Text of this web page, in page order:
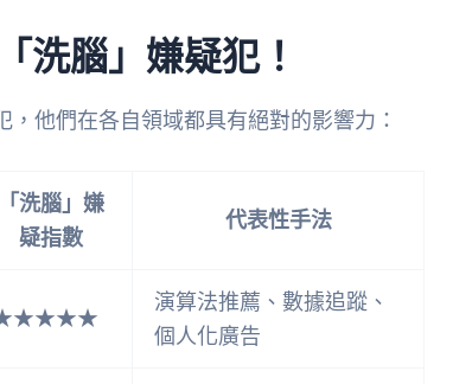
洗腦」嫌疑犯！
他們在各自領域都具有絕對的影響力：
「洗腦」嫌
疑指數
代表性手法
演算法推薦、數據追蹤、
個人化廣告